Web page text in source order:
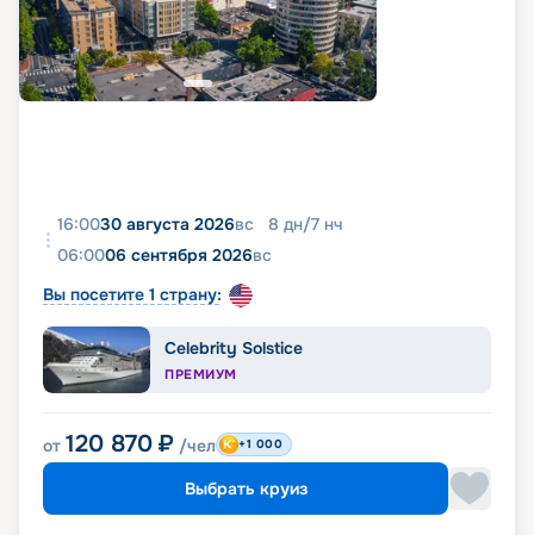
16:0030 августа 2026вс 8 дн/7 нч
06:0006 сентября 2026вс
Вы посетите 1 страну:
Celebrity Solstice
ПРЕМИУМ
от 120 870 ₽ /чел +1 000
Выбрать круиз